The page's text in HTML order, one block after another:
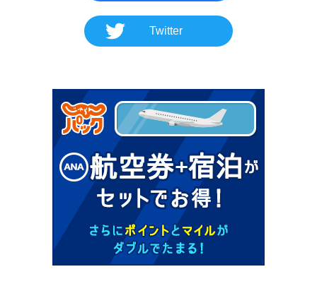
Twitter